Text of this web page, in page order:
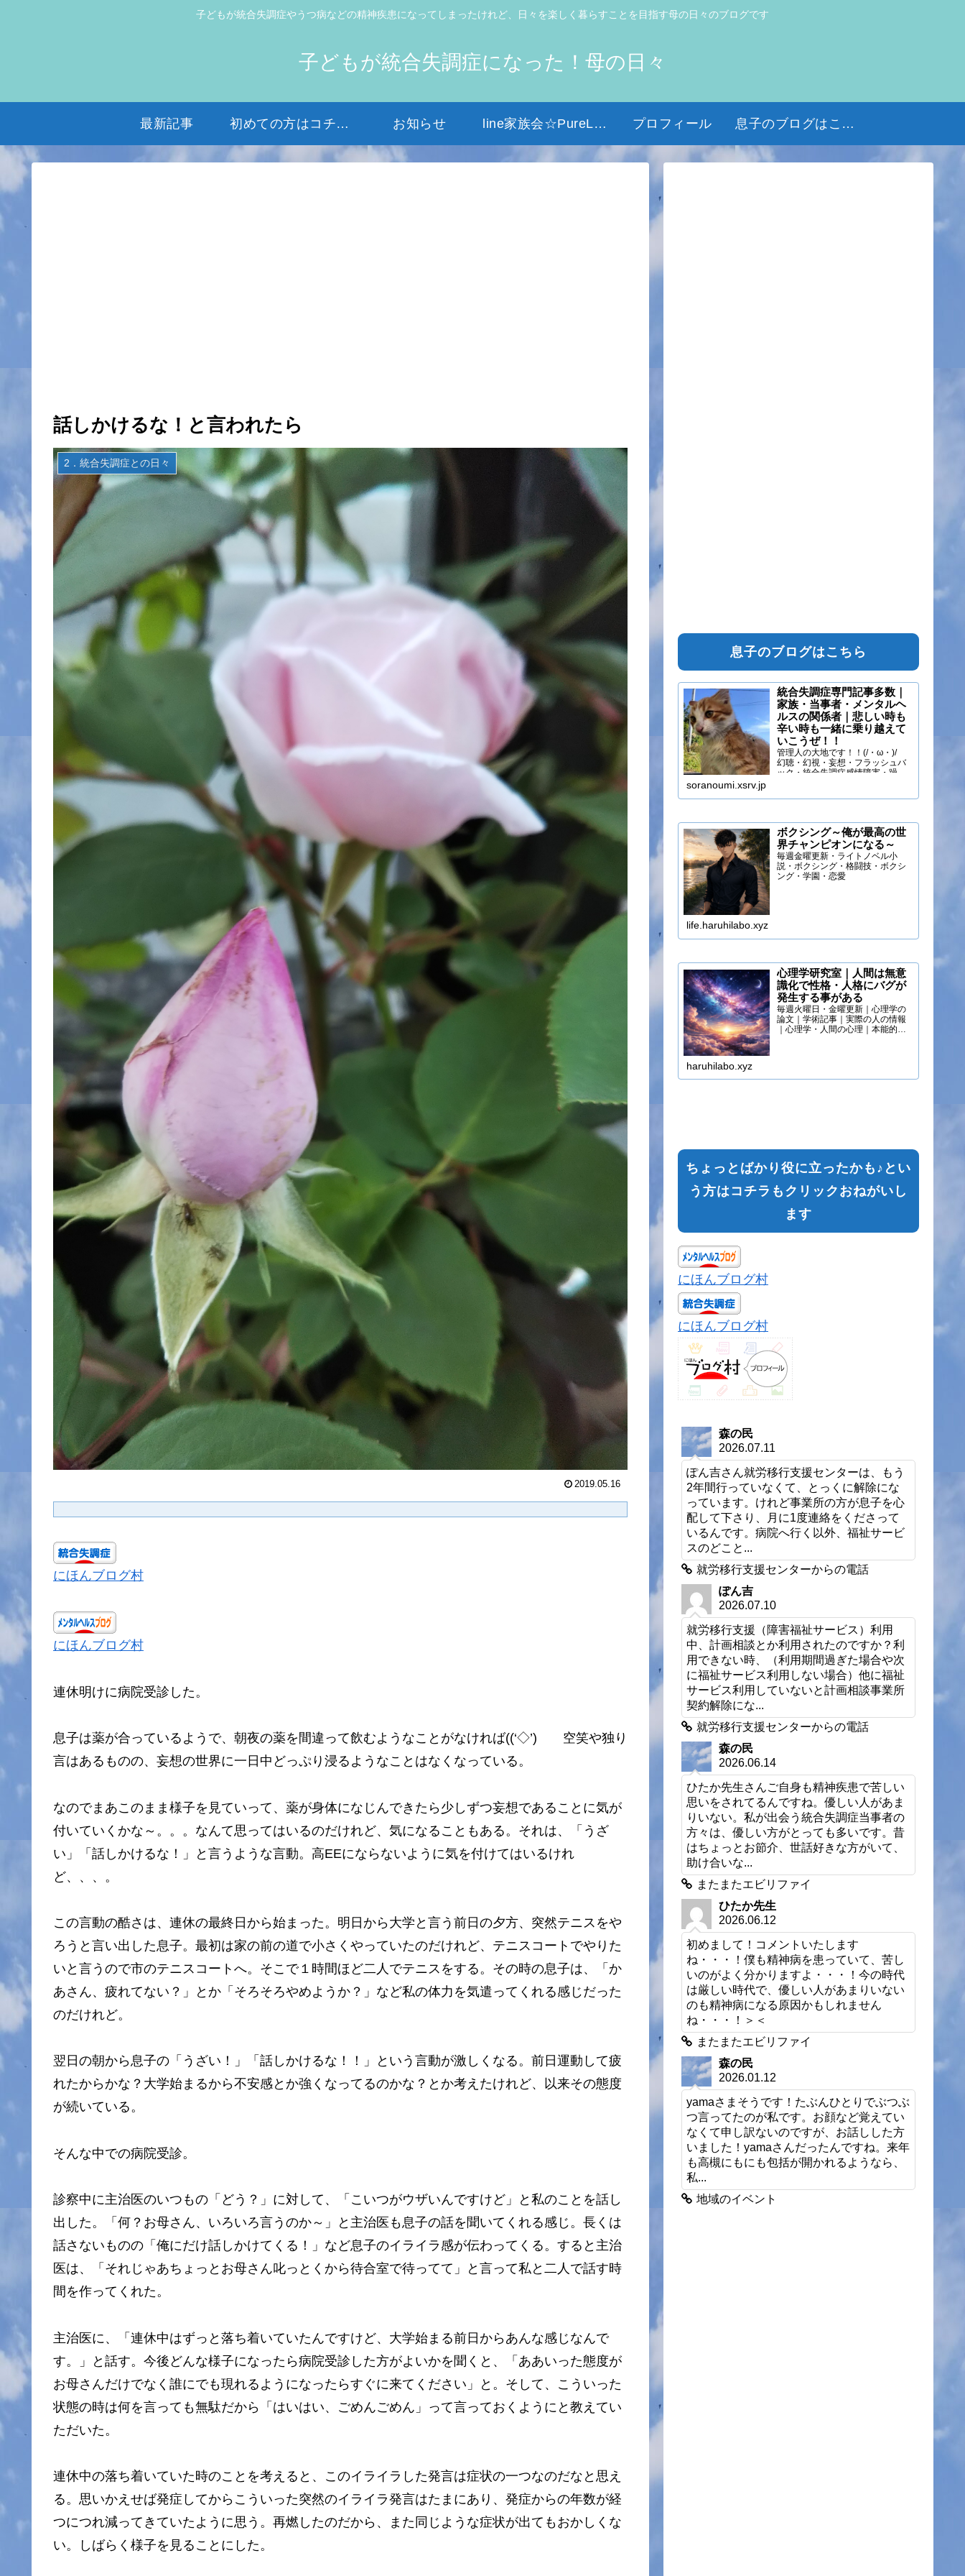
子どもが統合失調症やうつ病などの精神疾患になってしまったけれど、日々を楽しく暮らすことを目指す母の日々のブログです
子どもが統合失調症になった！母の日々
最新記事 初めての方はコチラから お知らせ line家族会☆PureLight☆ プロフィール 息子のブログはこちら
話しかけるな！と言われたら
2．統合失調症との日々
2019.05.16
にほんブログ村
にほんブログ村
連休明けに病院受診した。
息子は薬が合っているようで、朝夜の薬を間違って飲むようなことがなければ((‘◇’)ゞ 空笑や独り
言はあるものの、妄想の世界に一日中どっぷり浸るようなことはなくなっている。
なのでまあこのまま様子を見ていって、薬が身体になじんできたら少しずつ妄想であることに気が
付いていくかな～。。。なんて思ってはいるのだけれど、気になることもある。それは、「うざ
い」「話しかけるな！」と言うような言動。高EEにならないように気を付けてはいるけれ
ど、、、。
この言動の酷さは、連休の最終日から始まった。明日から大学と言う前日の夕方、突然テニスをや
ろうと言い出した息子。最初は家の前の道で小さくやっていたのだけれど、テニスコートでやりた
いと言うので市のテニスコートへ。そこで１時間ほど二人でテニスをする。その時の息子は、「か
あさん、疲れてない？」とか「そろそろやめようか？」など私の体力を気遣ってくれる感じだった
のだけれど。
翌日の朝から息子の「うざい！」「話しかけるな！！」という言動が激しくなる。前日運動して疲
れたからかな？大学始まるから不安感とか強くなってるのかな？とか考えたけれど、以来その態度
が続いている。
そんな中での病院受診。
診察中に主治医のいつもの「どう？」に対して、「こいつがウザいんですけど」と私のことを話し
出した。「何？お母さん、いろいろ言うのか～」と主治医も息子の話を聞いてくれる感じ。長くは
話さないものの「俺にだけ話しかけてくる！」など息子のイライラ感が伝わってくる。すると主治
医は、「それじゃあちょっとお母さん叱っとくから待合室で待ってて」と言って私と二人で話す時
間を作ってくれた。
主治医に、「連休中はずっと落ち着いていたんですけど、大学始まる前日からあんな感じなんで
す。」と話す。今後どんな様子になったら病院受診した方がよいかを聞くと、「ああいった態度が
お母さんだけでなく誰にでも現れるようになったらすぐに来てください」と。そして、こういった
状態の時は何を言っても無駄だから「はいはい、ごめんごめん」って言っておくようにと教えてい
ただいた。
連休中の落ち着いていた時のことを考えると、このイライラした発言は症状の一つなのだなと思え
る。思いかえせば発症してからこういった突然のイライラ発言はたまにあり、発症からの年数が経
つにつれ減ってきていたように思う。再燃したのだから、また同じような症状が出てもおかしくな
い。しばらく様子を見ることにした。
息子のブログはこちら
統合失調症専門記事多数｜
家族・当事者・メンタルヘ
ルスの関係者｜悲しい時も
辛い時も一緒に乗り越えて
いこうぜ！！
管理人の大地です！！(/・ω・)/
幻聴・幻視・妄想・フラッシュバ
ック・統合失調症感情障害・躁う
soranoumi.xsrv.jp
ボクシング～俺が最高の世
界チャンピオンになる～
毎週金曜更新・ライトノベル小
説・ボクシング・格闘技・ボクシ
ング・学園・恋愛
life.haruhilabo.xyz
心理学研究室｜人間は無意
識化で性格・人格にバグが
発生する事がある
毎週火曜日・金曜更新｜心理学の
論文｜学術記事｜実際の人の情報
｜心理学・人間の心理｜本能的心
haruhilabo.xyz
ちょっとばかり役に立ったかも♪とい
う方はコチラもクリックおねがいし
ます
にほんブログ村
にほんブログ村
森の民
2026.07.11
ぽん吉さん就労移行支援センターは、もう
2年間行っていなくて、とっくに解除にな
っています。けれど事業所の方が息子を心
配して下さり、月に1度連絡をくださって
いるんです。病院へ行く以外、福祉サービ
スのどこと...
就労移行支援センターからの電話
ぽん吉
2026.07.10
就労移行支援（障害福祉サービス）利用
中、計画相談とか利用されたのですか？利
用できない時、（利用期間過ぎた場合や次
に福祉サービス利用しない場合）他に福祉
サービス利用していないと計画相談事業所
契約解除にな...
就労移行支援センターからの電話
森の民
2026.06.14
ひたか先生さんご自身も精神疾患で苦しい
思いをされてるんですね。優しい人があま
りいない。私が出会う統合失調症当事者の
方々は、優しい方がとっても多いです。昔
はちょっとお節介、世話好きな方がいて、
助け合いな...
またまたエビリファイ
ひたか先生
2026.06.12
初めまして！コメントいたします
ね・・・！僕も精神病を患っていて、苦し
いのがよく分かりますよ・・・！今の時代
は厳しい時代で、優しい人があまりいない
のも精神病になる原因かもしれません
ね・・・！＞＜
またまたエビリファイ
森の民
2026.01.12
yamaさまそうです！たぶんひとりでぶつぶ
つ言ってたのが私です。お顔など覚えてい
なくて申し訳ないのですが、お話しした方
いました！yamaさんだったんですね。来年
も高槻にもにも包括が開かれるようなら、
私...
地域のイベント